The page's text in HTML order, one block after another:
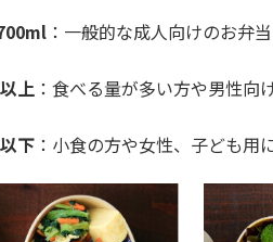
：一般的な成人向けのお弁
上 ：食べる量が多い方や男性向け
下 ：小食の方や女性、子ども用